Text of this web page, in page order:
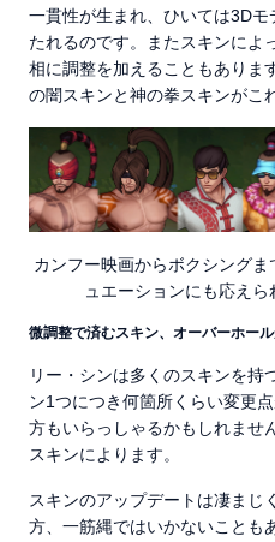
一貫性が生まれ、ひいては3D
たれるのです。またスキンによ
相に調整を加えることもありま
の闇スキンと神の拳スキンがこ
カンフー映画からボクシング
ュエーションにも応え
微調整で済むスキン、オーバーホー
リー・シンは多くのスキンを持
ン1つにつき何箇所くらい変更
方もいらっしゃるかもしれませ
スキンによります。
スキンのアップデートは凄まじ
方、一筋縄ではいかないことも